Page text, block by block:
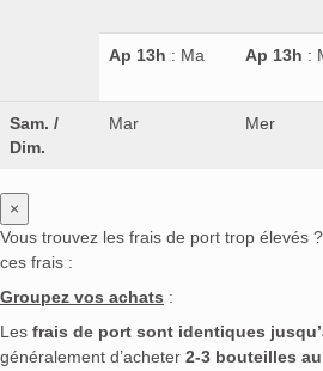
Ap 13h : Ma Ap 13h :
Sam. /
Dim.
Mar Mer
×
Vous trouvez les frais de port trop élevés
ces frais :
Groupez vos achats :
Les frais de port sont identiques
généralement d’acheter 2-3 bouteilles